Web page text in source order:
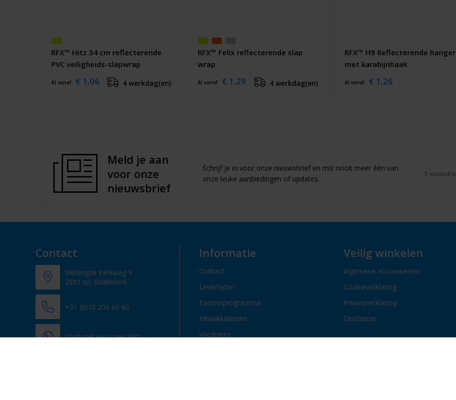
RFX™ Hitz 34 cm reflecterende
PVC veiligheids-slapwrap
Al vanaf € 1,06 4 werkdag(en)
RFX™ Felix reflecterende slap
wrap
Al vanaf € 1,29 4 werkdag(en)
RFX™ H9 Reflecterende hanger
met karabijnhaak
Al vanaf € 1,26
Meld je aan
voor onze
nieuwsbrief
Schrijf je in voor onze nieuwsbrief en mis nooit meer één van
onze leuke aanbiedingen of updates.
Contact
Verlengde Kerkweg 9
2981 GE Ridderkerk
+31 (0)10 200 60 60
Chat met een specialist
Informatie
Contact
Levertijden
Partnerprogramma
Inhaakkalender
Vacatures
Veilig winkelen
Algemene voorwaarden
Cookieverklaring
Privacyverklaring
Disclaimer